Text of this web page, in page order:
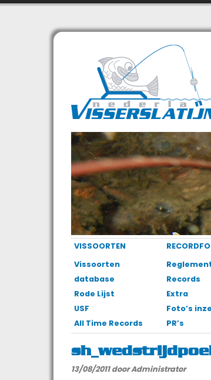
VISSOORTEN
Vissoorten
database
Rode Lijst
USF
All Time Records
Records
Extra
Foto’s
PR’s
13/08/2011 door Administrator